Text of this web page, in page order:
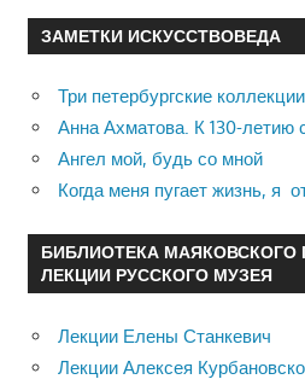
ЗАМЕТКИ ИСКУССТВОВЕДА
Три петербургские
Анна Ахматова. К 130-летию
Ангел мой, будь со мной
Когда меня пугает жизнь, я
БИБЛИОТЕКА МАЯКОВСКОГО
ЛЕКЦИИ РУССКОГО МУЗЕЯ
Лекции Елены Станкевич
Лекции Алексея